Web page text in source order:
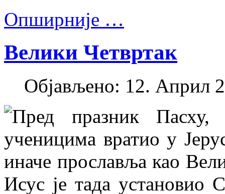
Опширније …
Велики Четвртак
Објављено: 12. Април
Пред празник
ученицима вратио у
иначе прославља као
Исус је тада установио